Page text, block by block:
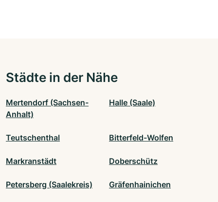
Städte in der Nähe
Mertendorf (Sachsen-
Anhalt)
Halle (Saale)
Teutschenthal Bitterfeld-Wolfen
Markranstädt Doberschütz
Petersberg (Saalekreis) Gräfenhainichen